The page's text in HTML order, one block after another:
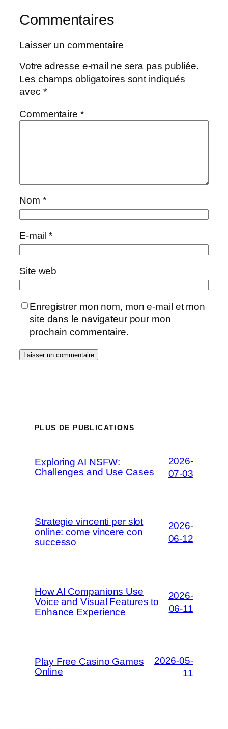
Commentaires
Laisser un commentaire
Votre adresse e-mail ne sera pas publiée.
Les champs obligatoires sont indiqués
avec *
Commentaire *
Nom *
E-mail*
Site web
Enregistrer mon nom, mon e-mail et mon
site dans le navigateur pour mon
prochain commentaire.
PLUS DE PUBLICATIONS
Exploring AI NSFW:
Challenges and Use Cases
2026-
07-03
Strategie vincenti per slot
online: come vincere con
successo
2026-
06-12
How AI Companions Use
Voice and Visual Features to
Enhance Experience
2026-
06-11
Play Free Casino Games
Online
2026-05-
11